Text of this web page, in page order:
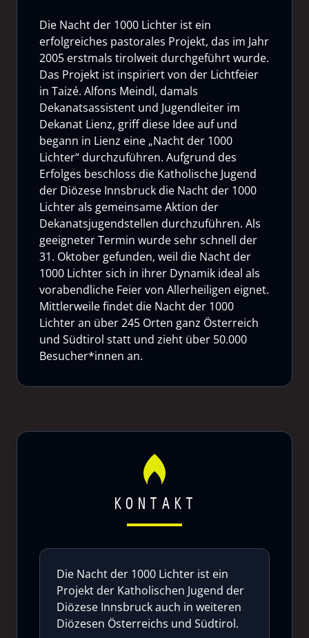
Die Nacht der 1000 Lichter ist ein
erfolgreiches pastorales Projekt, das im Jahr
2005 erstmals tirolweit durchgeführt wurde.
Das Projekt ist inspiriert von der Lichtfeier
in Taizé. Alfons Meindl, damals
Dekanatsassistent und Jugendleiter im
Dekanat Lienz, griff diese Idee auf und
begann in Lienz eine „Nacht der 1000
Lichter“ durchzuführen. Aufgrund des
Erfolges beschloss die Katholische Jugend
der Diözese Innsbruck die Nacht der 1000
Lichter als gemeinsame Aktion der
Dekanatsjugendstellen durchzuführen. Als
geeigneter Termin wurde sehr schnell der
31. Oktober gefunden, weil die Nacht der
1000 Lichter sich in ihrer Dynamik ideal als
vorabendliche Feier von Allerheiligen eignet.
Mittlerweile findet die Nacht der 1000
Lichter an über 245 Orten ganz Österreich
und Südtirol statt und zieht über 50.000
Besucher*innen an.
KONTAKT
Die Nacht der 1000 Lichter ist ein
Projekt der Katholischen Jugend der
Diözese Innsbruck auch in weiteren
Diözesen Österreichs und Südtirol.